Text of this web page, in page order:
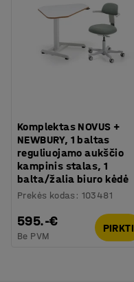
Komplektas NOVUS +
NEWBURY, 1 baltas
reguliuojamo aukščio
kampinis stalas, 1
balta/žalia biuro kėdė
Prekės kodas : 103481
595.-€
Be PVM
PIRKTI